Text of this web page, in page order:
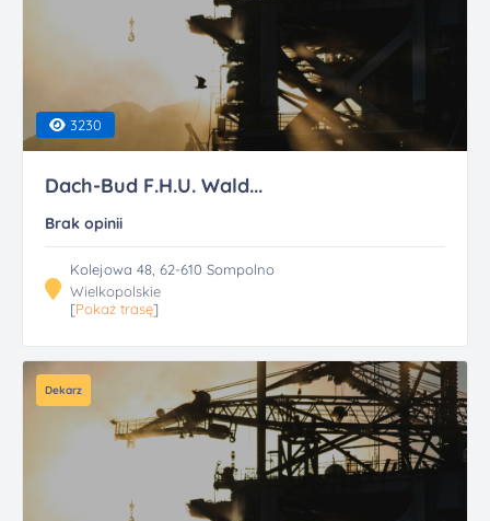
3230
Dach-Bud F.H.U. Wald...
Brak opinii
Kolejowa 48, 62-610 Sompolno
Wielkopolskie
[Pokaż trasę]
Dekarz